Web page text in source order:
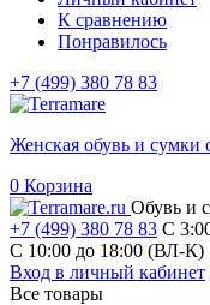
К сравнению
Понравилось
+7 (499) 380 78 83
Женская обувь и сумки
0 Корзина
Обувь и
+7 (499) 380 78 83 С
C 10:00 до 18:00 (ВЛ-К)
Вход в личный кабинет
Все товары